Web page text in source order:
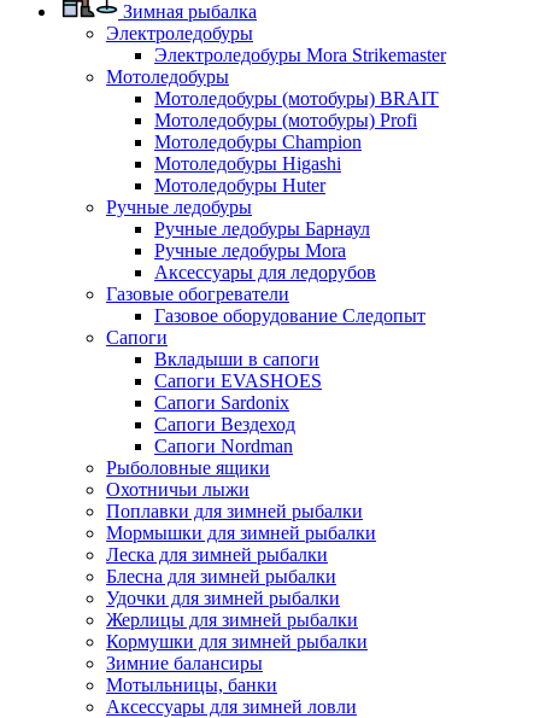
Зимная рыбалка
Электроледобуры
Электроледобуры Mora Strikemaster
Мотоледобуры
Мотоледобуры (мотобуры) BRAIT
Мотоледобуры (мотобуры) Profi
Мотоледобуры Champion
Мотоледобуры Higashi
Мотоледобуры Huter
Ручные ледобуры
Ручные ледобуры Барнаул
Ручные ледобуры Mora
Аксессуары для ледорубов
Газовые обогреватели
Газовое оборудование Следопыт
Сапоги
Вкладыши в сапоги
Сапоги EVASHOES
Сапоги Sardonix
Сапоги Вездеход
Сапоги Nordman
Рыболовные ящики
Охотничьи лыжи
Поплавки для зимней рыбалки
Мормышки для зимней рыбалки
Леска для зимней рыбалки
Блесна для зимней рыбалки
Удочки для зимней рыбалки
Жерлицы для зимней рыбалки
Кормушки для зимней рыбалки
Зимние балансиры
Мотыльницы, банки
Аксессуары для зимней ловли